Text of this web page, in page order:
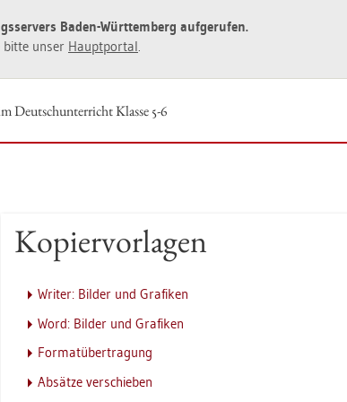
Baden-Würt­tem­berg auf­ge­ru­fen.
bitte unser Haupt­por­tal.
Deutsch­un­ter­richt Klas­se 5-6
Ko­pier­vor­la­gen
Wri­ter: Bil­der und Gra­fi­ken
Word: Bil­der und Gra­fi­ken
For­mat­über­tra­gung
Ab­sät­ze ver­schie­ben